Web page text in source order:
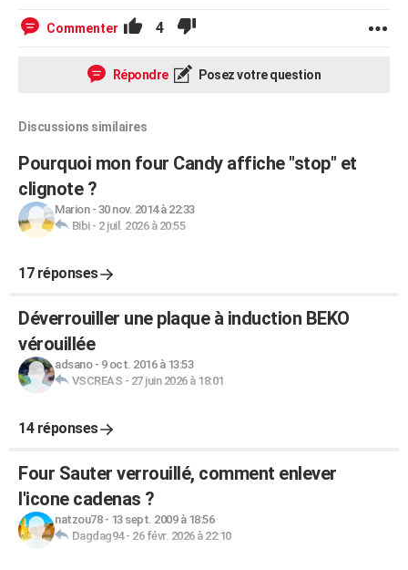
Commenter 4
Répondre Posez votre question
Discussions similaires
Pourquoi mon four Candy affiche "stop" et
clignote ?
Marion- 30 nov. 2014 à 22:33
Bibi- 2 juil. 2026 à 20:55
17 réponses
Déverrouiller une plaque à induction BEKO
vérouillée
adsano- 9 oct. 2016 à 13:53
VSCREAS - 27 juin 2026 à 18:01
14 réponses
Four Sauter verrouillé, comment enlever
l'icone cadenas ?
natzou78- 13 sept. 2009 à 18:56
Dagdag94- 26 févr. 2026 à 22:10